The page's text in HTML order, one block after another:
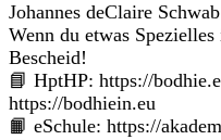
Johannes deClaire Schwab
Wenn du etwas
Bescheid!
📘 HptHP: https://
https://bodhiein.eu
📙 eSchule: https://